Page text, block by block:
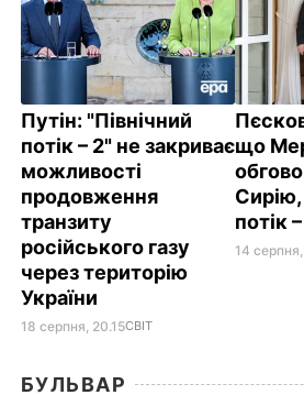
Путін: "Північний
потік – 2" не закриває
можливості
продовження
транзиту
російського газу
через територію
України
18 серпня, 20.15СВІТ
що
Сирію,
потік
14
БУЛЬВАР